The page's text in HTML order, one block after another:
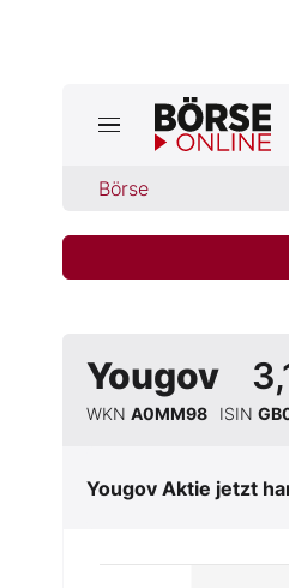
Börse
Jetzt aktuelle
Finanz-Check
BO-
Experten
Yougov
WKN A0MM98 ISIN
Yougov Aktie jetzt